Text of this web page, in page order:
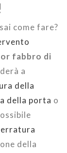
come fare?
fabbro di
a
della
della porta o
della